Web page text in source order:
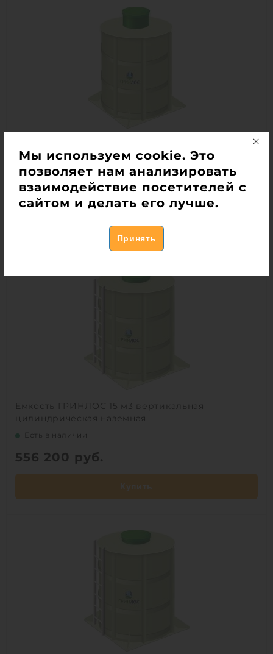
цилиндрическая подземная
Есть в наличии
455 100руб.
Купить
Емкость ГРИНЛОС 15 м3 вертикальная
цилиндрическая наземная
Есть в наличии
556 200 руб.
Мы используем cookie. Это
позволяет нам анализировать
взаимодействие посетителей с
сайтом и делать его лучше.